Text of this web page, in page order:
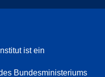
ist ein
Bundesministeriums